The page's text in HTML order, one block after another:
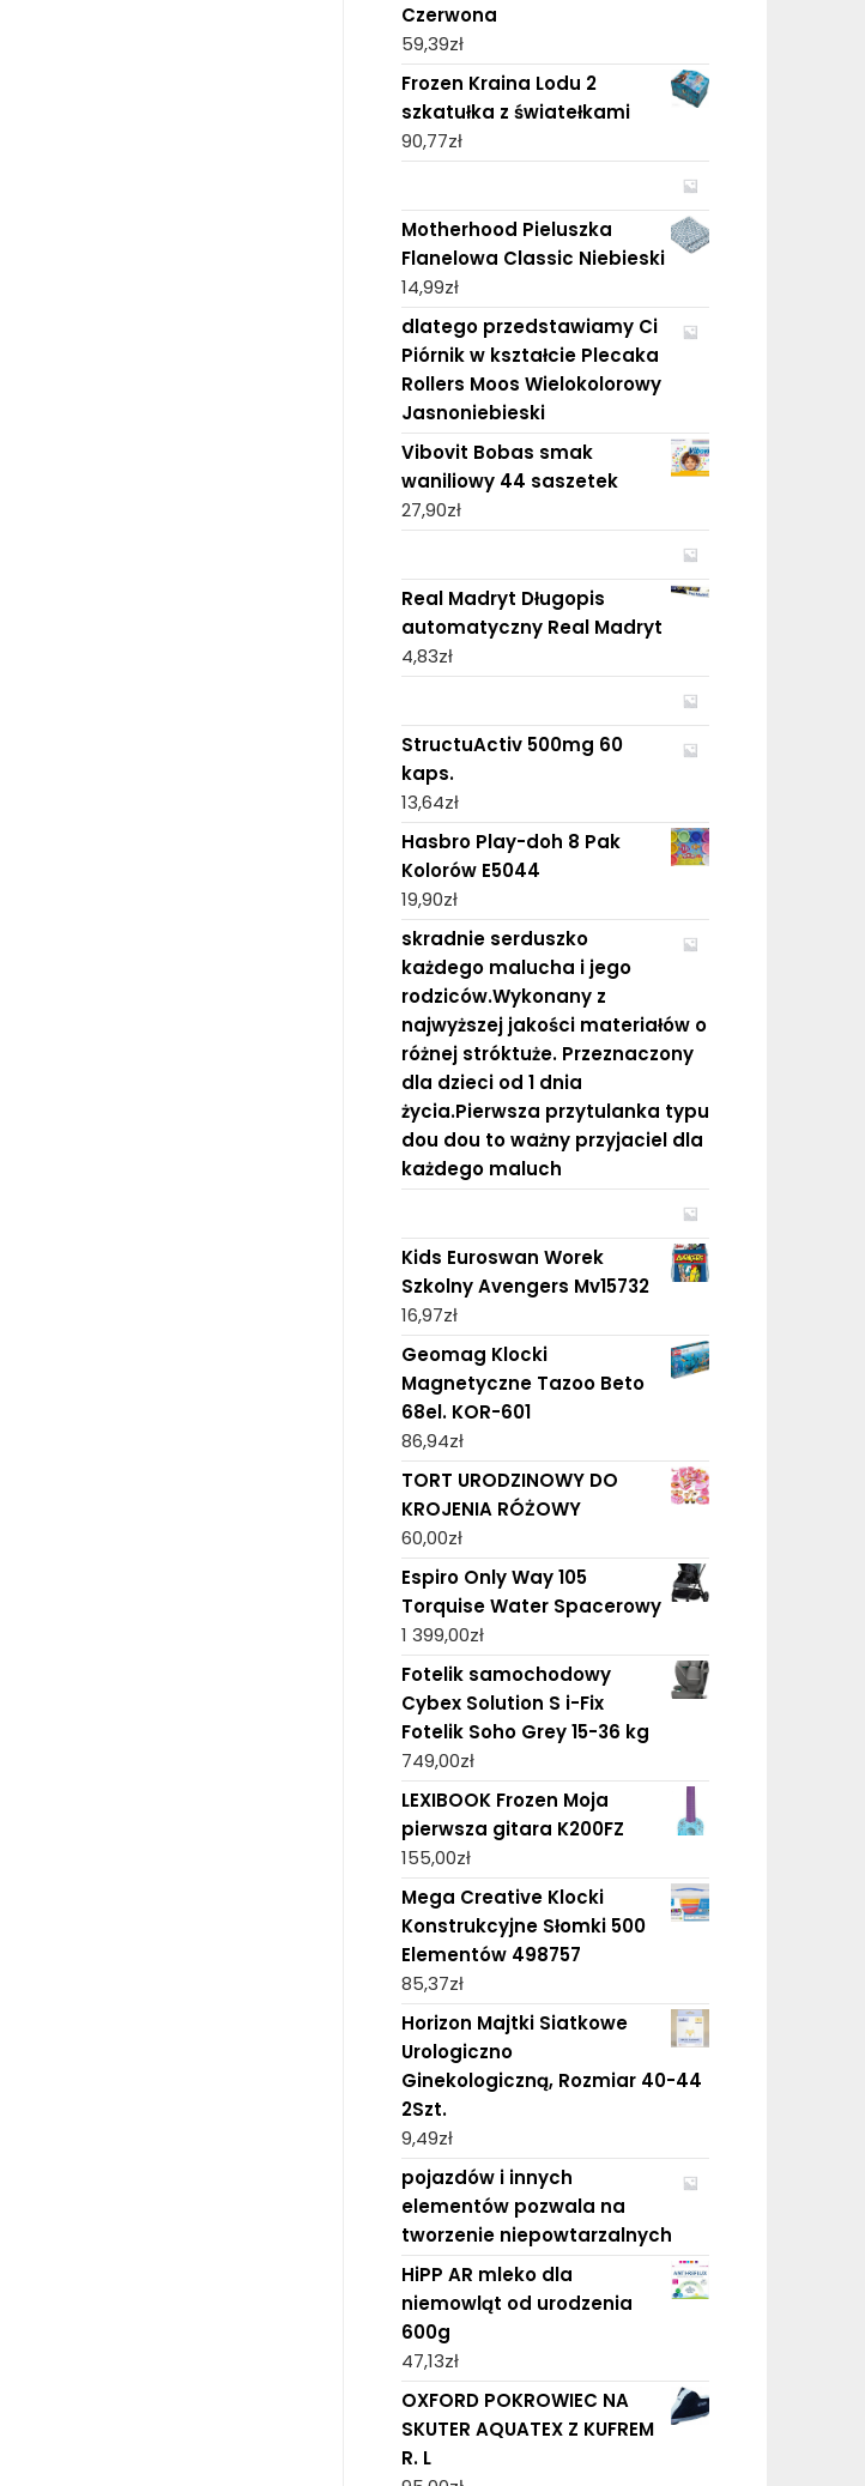
Czerwona
59,39zł
Frozen Kraina Lodu 2
szkatułka z światełkami
90,77zł
Motherhood Pieluszka
Flanelowa Classic Niebieski
14,99zł
dlatego przedstawiamy Ci
Piórnik w kształcie Plecaka
Rollers Moos Wielokolorowy
Jasnoniebieski
Vibovit Bobas smak
waniliowy 44 saszetek
27,90zł
Real Madryt Długopis
automatyczny Real Madryt
4,83zł
StructuActiv 500mg 60
kaps.
13,64zł
Hasbro Play-doh 8 Pak
Kolorów E5044
19,90zł
skradnie serduszko
każdego malucha i jego
rodziców.Wykonany z
najwyższej jakości materiałów o
różnej stróktuże. Przeznaczony
dla dzieci od 1 dnia
życia.Pierwsza przytulanka typu
dou dou to ważny przyjaciel dla
każdego maluch
Kids Euroswan Worek
Szkolny Avengers Mv15732
16,97zł
Geomag Klocki
Magnetyczne Tazoo Beto
68el. KOR-601
86,94zł
TORT URODZINOWY DO
KROJENIA RÓŻOWY
60,00zł
Espiro Only Way 105
Torquise Water Spacerowy
1 399,00zł
Fotelik samochodowy
Cybex Solution S i-Fix
Fotelik Soho Grey 15-36 kg
749,00zł
LEXIBOOK Frozen Moja
pierwsza gitara K200FZ
155,00zł
Mega Creative Klocki
Konstrukcyjne Słomki 500
Elementów 498757
85,37zł
Horizon Majtki Siatkowe
Urologiczno
Ginekologiczną, Rozmiar 40-44
2Szt.
9,49zł
pojazdów i innych
elementów pozwala na
tworzenie niepowtarzalnych
HiPP AR mleko dla
niemowląt od urodzenia
600g
47,13zł
OXFORD POKROWIEC NA
SKUTER AQUATEX Z KUFREM
R. L